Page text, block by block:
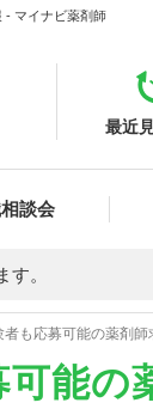
- マイナビ薬剤師
最近
談会
。
も応募可能の薬剤
能の